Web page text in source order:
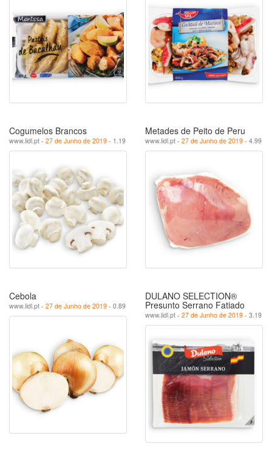
Cogumelos Brancos
www.lidl.pt - 27 de Junho de 2019 - 1.19
Metades de Peito de Peru
www.lidl.pt - 27 de Junho de 2019 - 4.99
Cebola
www.lidl.pt - 27 de Junho de 2019 - 0.89
DULANO SELECTION®
Presunto Serrano Fatiado
www.lidl.pt - 27 de Junho de 2019 - 3.19